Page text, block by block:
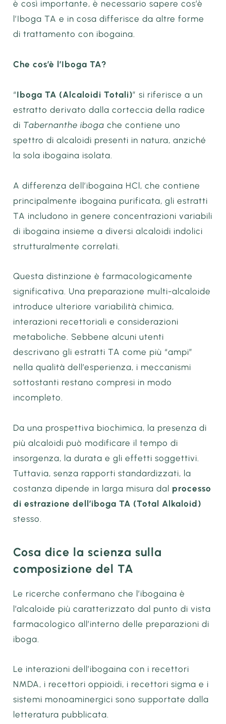
è così importante, è necessario sapere cos’è
l’Iboga TA e in cosa differisce da altre forme
di trattamento con ibogaina.
Che cos’è l’Iboga TA?
“Iboga TA (Alcaloidi Totali)” si riferisce a un
estratto derivato dalla corteccia della radice
di Tabernanthe iboga che contiene uno
spettro di alcaloidi presenti in natura, anziché
la sola ibogaina isolata.
A differenza dell’ibogaina HCl, che contiene
principalmente ibogaina purificata, gli estratti
TA includono in genere concentrazioni variabili
di ibogaina insieme a diversi alcaloidi indolici
strutturalmente correlati.
Questa distinzione è farmacologicamente
significativa. Una preparazione multi-alcaloide
introduce ulteriore variabilità chimica,
interazioni recettoriali e considerazioni
metaboliche. Sebbene alcuni utenti
descrivano gli estratti TA come più “ampi”
nella qualità dell’esperienza, i meccanismi
sottostanti restano compresi in modo
incompleto.
Da una prospettiva biochimica, la presenza di
più alcaloidi può modificare il tempo di
insorgenza, la durata e gli effetti soggettivi.
Tuttavia, senza rapporti standardizzati, la
costanza dipende in larga misura dal processo
di estrazione dell’iboga TA (Total Alkaloid)
stesso.
Cosa dice la scienza sulla
composizione del TA
Le ricerche confermano che l’ibogaina è
l’alcaloide più caratterizzato dal punto di vista
farmacologico all’interno delle preparazioni di
iboga.
Le interazioni dell’ibogaina con i recettori
NMDA, i recettori oppioidi, i recettori sigma e i
sistemi monoaminergici sono supportate dalla
letteratura pubblicata.